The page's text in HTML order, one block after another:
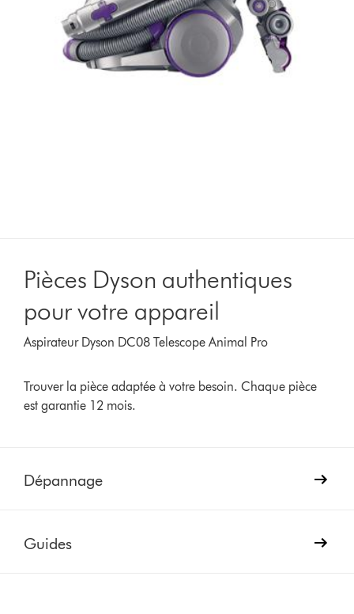
Pièces Dyson authentiques
pour votre appareil
Aspirateur Dyson DC08 Telescope Animal Pro
Trouver la pièce adaptée à votre besoin. Chaque pièce
est garantie 12 mois.
Dépannage
Guides